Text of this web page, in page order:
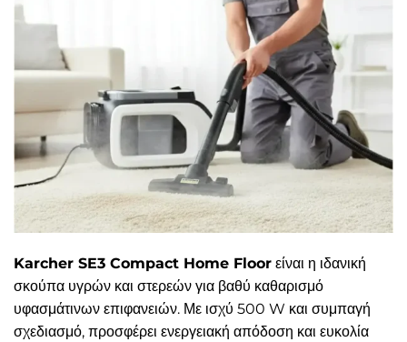
Karcher SE3 Compact Home Floor είναι η ιδανική
σκούπα υγρών και στερεών για βαθύ καθαρισμό
υφασμάτινων επιφανειών. Με ισχύ 500 W και συμπαγή
σχεδιασμό, προσφέρει ενεργειακή απόδοση και ευκολία